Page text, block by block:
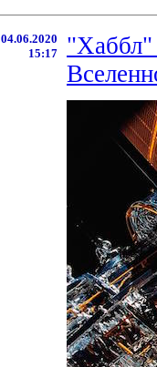
04.06.2020
15:17
"Хаббл"